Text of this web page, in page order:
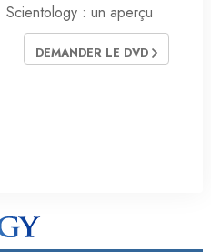
Scientology : un aperçu
DEMANDER LE DVD